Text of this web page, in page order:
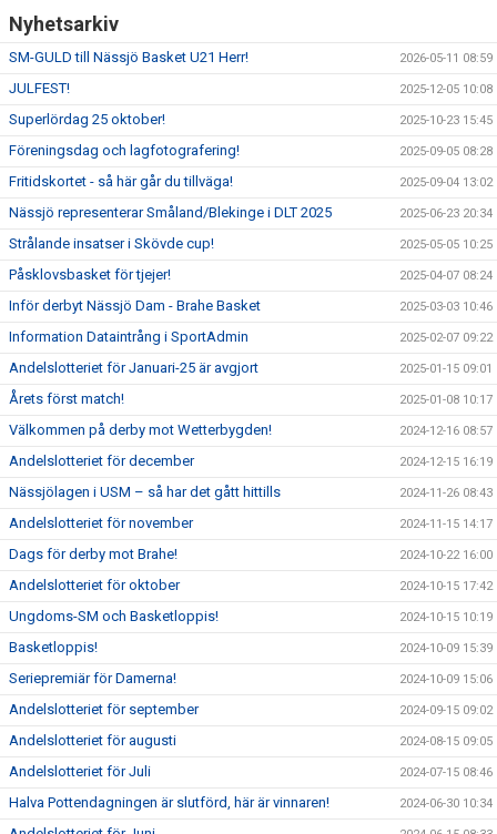
Nyhetsarkiv
SM-GULD till Nässjö Basket U21 Herr! 2026-05-11 08:59
JULFEST! 2025-12-05 10:08
Superlördag 25 oktober! 2025-10-23 15:45
Föreningsdag och lagfotografering! 2025-09-05 08:28
Fritidskortet - så här går du tillväga! 2025-09-04 13:02
Nässjö representerar Småland/Blekinge i DLT 2025 2025-06-23 20:34
Strålande insatser i Skövde cup! 2025-05-05 10:25
Påsklovsbasket för tjejer! 2025-04-07 08:24
Inför derbyt Nässjö Dam - Brahe Basket 2025-03-03 10:46
Information Dataintrång i SportAdmin 2025-02-07 09:22
Andelslotteriet för Januari-25 är avgjort 2025-01-15 09:01
Årets först match! 2025-01-08 10:17
Välkommen på derby mot Wetterbygden! 2024-12-16 08:57
Andelslotteriet för december 2024-12-15 16:19
Nässjölagen i USM – så har det gått hittills 2024-11-26 08:43
Andelslotteriet för november 2024-11-15 14:17
Dags för derby mot Brahe! 2024-10-22 16:00
Andelslotteriet för oktober 2024-10-15 17:42
Ungdoms-SM och Basketloppis! 2024-10-15 10:19
Basketloppis! 2024-10-09 15:39
Seriepremiär för Damerna! 2024-10-09 15:06
Andelslotteriet för september 2024-09-15 09:02
Andelslotteriet för augusti 2024-08-15 09:05
Andelslotteriet för Juli 2024-07-15 08:46
Halva Pottendagningen är slutförd, här är vinnaren! 2024-06-30 10:34